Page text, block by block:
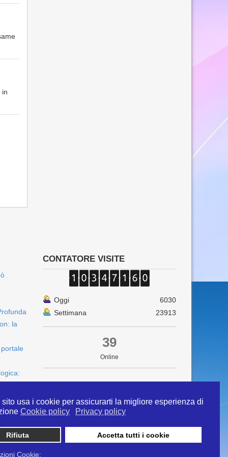
sito usa i cookie per assicurarti la migliore esperienza di
Cookie policy Privacy policy
Rifiuta Accetta tutti i cookie
Cookie:
in
la
CONTATORE VISITE
Oggi
6030
Settimana
23913
39
Online
info@ipertermiaitalia.it tel. 331/9584817 . Il